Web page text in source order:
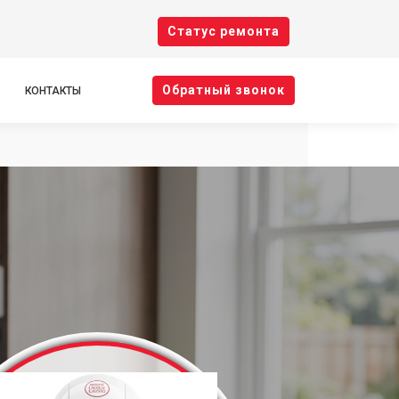
Cтатус ремонта
КОНТАКТЫ Oбратный звонок